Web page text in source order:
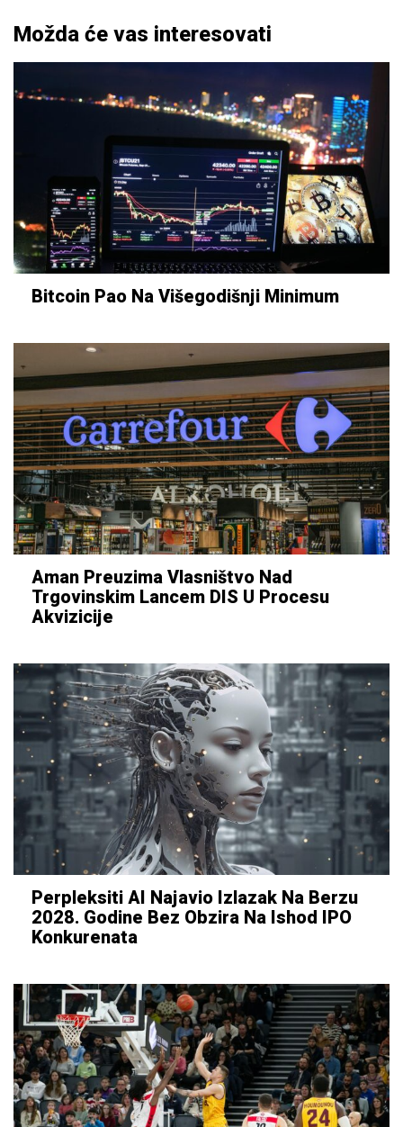
Možda će vas interesovati
Bitcoin Pao Na Višegodišnji Minimum
Aman Preuzima Vlasništvo Nad
Trgovinskim Lancem DIS U Procesu
Akvizicije
Perpleksiti AI Najavio Izlazak Na Berzu
2028. Godine Bez Obzira Na Ishod IPO
Konkurenata